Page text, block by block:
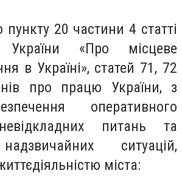
пункту 20 частини 4 статті
«Про місцеве
в Україні», статей 71, 72
про працю України, з
оперативного
питань та
ситуацій,
міста: